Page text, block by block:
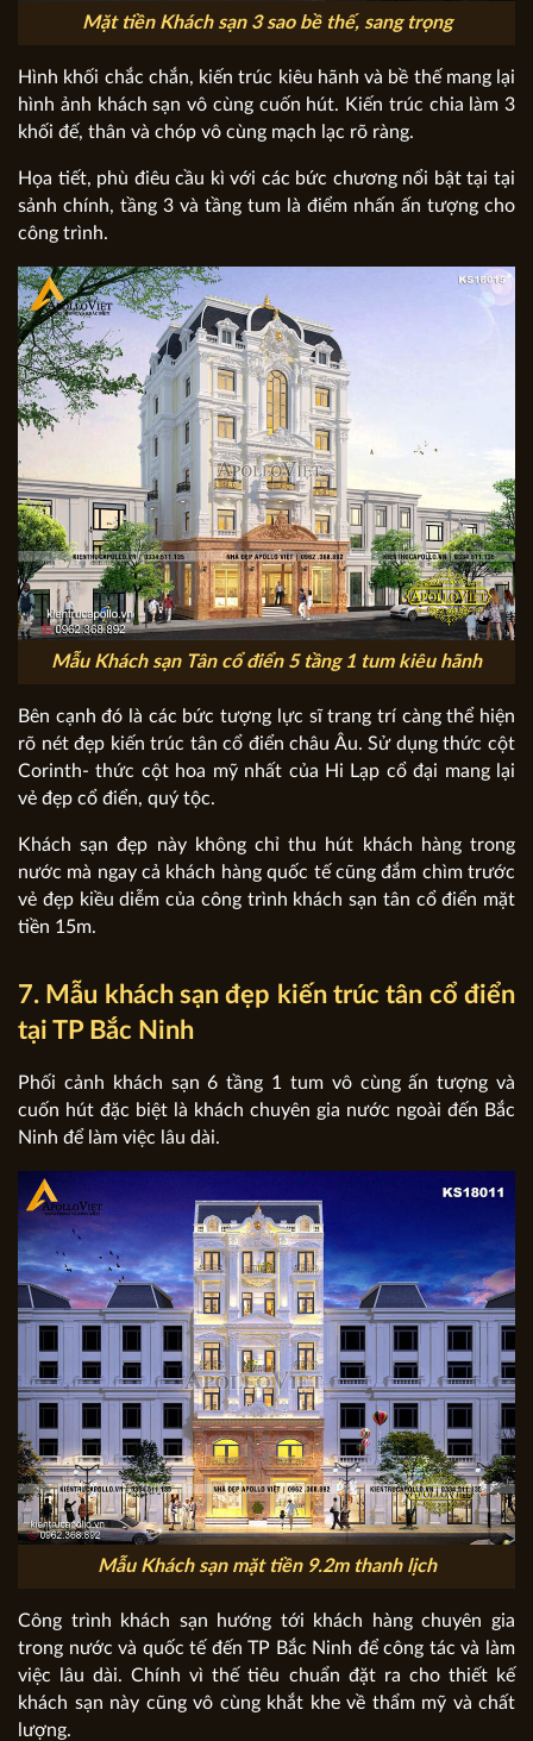
Mặt tiền Khách sạn 3 sao bề thế, sang trọng
Hình khối chắc chắn, kiến trúc kiêu hãnh và bề thế mang lại
hình ảnh khách sạn vô cùng cuốn hút. Kiến trúc chia làm 3
khối đế, thân và chóp vô cùng mạch lạc rõ ràng.
Họa tiết, phù điêu cầu kì với các bức chương nổi bật tại tại
sảnh chính, tầng 3 và tầng tum là điểm nhấn ấn tượng cho
công trình.
Mẫu Khách sạn Tân cổ điển 5 tầng 1 tum kiêu hãnh
Bên cạnh đó là các bức tượng lực sĩ trang trí càng thể hiện
rõ nét đẹp kiến trúc tân cổ điển châu Âu. Sử dụng thức cột
Corinth- thức cột hoa mỹ nhất của Hi Lạp cổ đại mang lại
vẻ đẹp cổ điển, quý tộc.
Khách sạn đẹp này không chỉ thu hút khách hàng trong
nước mà ngay cả khách hàng quốc tế cũng đắm chìm trước
vẻ đẹp kiều diễm của công trình khách sạn tân cổ điển mặt
tiền 15m.
7. Mẫu khách sạn đẹp kiến trúc tân cổ điển
tại TP Bắc Ninh
Phối cảnh khách sạn 6 tầng 1 tum vô cùng ấn tượng và
cuốn hút đặc biệt là khách chuyên gia nước ngoài đến Bắc
Ninh để làm việc lâu dài.
Mẫu Khách sạn mặt tiền 9.2m thanh lịch
Công trình khách sạn hướng tới khách hàng chuyên gia
trong nước và quốc tế đến TP Bắc Ninh để công tác và làm
việc lâu dài. Chính vì thế tiêu chuẩn đặt ra cho thiết kế
khách sạn này cũng vô cùng khắt khe về thẩm mỹ và chất
lượng.